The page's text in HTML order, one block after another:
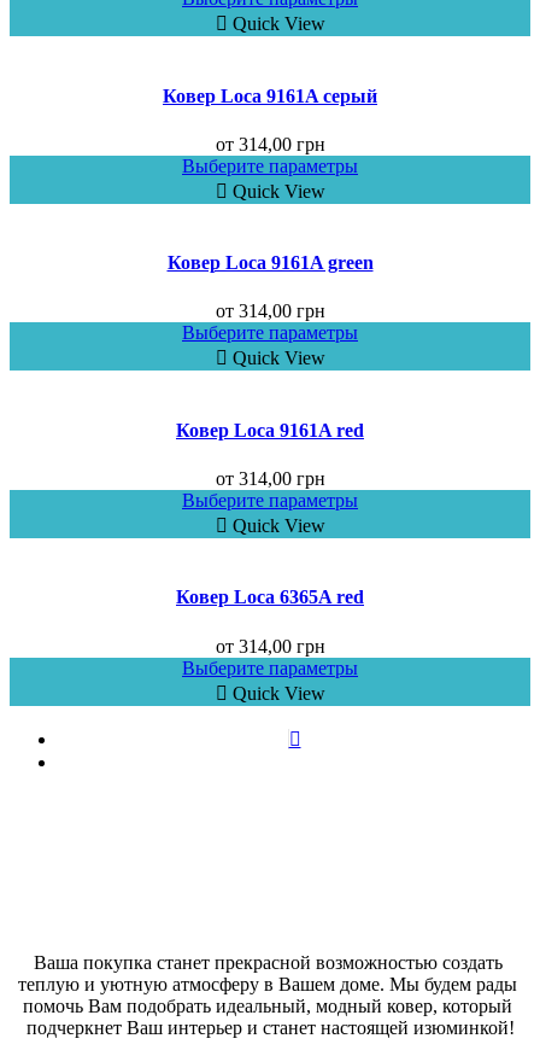
Quick View
Ковер Loca 9161A серый
от 314,00 грн
Выберите параметры
Quick View
Ковер Loca 9161A green
от 314,00 грн
Выберите параметры
Quick View
Ковер Loca 9161A red
от 314,00 грн
Выберите параметры
Quick View
Ковер Loca 6365A red
от 314,00 грн
Выберите параметры
Quick View
Ваша покупка станет прекрасной возможностью создать
теплую и уютную атмосферу в Вашем доме. Мы будем рады
помочь Вам подобрать идеальный, модный ковер, который
подчеркнет Ваш интерьер и станет настоящей изюминкой!